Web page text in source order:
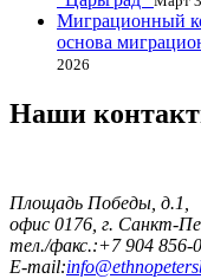
Миграционный
основа
2026
Наши
Площадь Победы, д.1,
офис 0176, г. Санкт-
тел./факс.:+7 904 856-
E-mail: